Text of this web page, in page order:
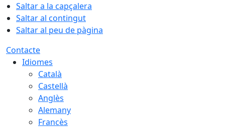
Saltar a la capçalera
Saltar al contingut
Saltar al peu de pàgina
Contacte
Idiomes
Català
Castellà
Anglès
Alemany
Francès